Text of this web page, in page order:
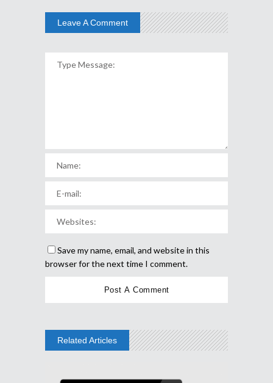
Leave A Comment
Save my name, email, and website in this
browser for the next time I comment.
Related Articles